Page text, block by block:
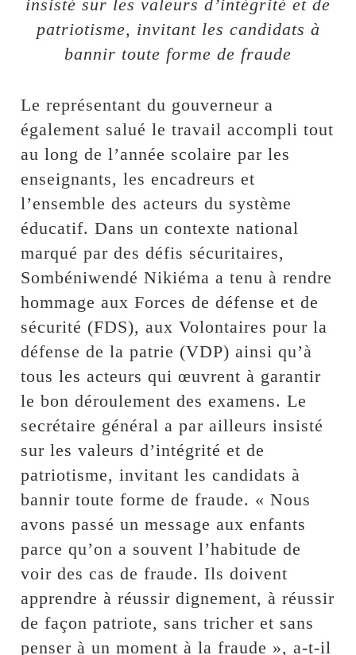
insisté sur les valeurs d’intégrité et de
patriotisme, invitant les candidats à
bannir toute forme de fraude
Le représentant du gouverneur a
également salué le travail accompli tout
au long de l’année scolaire par les
enseignants, les encadreurs et
l’ensemble des acteurs du système
éducatif. Dans un contexte national
marqué par des défis sécuritaires,
Sombéniwendé Nikiéma a tenu à rendre
hommage aux Forces de défense et de
sécurité (FDS), aux Volontaires pour la
défense de la patrie (VDP) ainsi qu’à
tous les acteurs qui œuvrent à garantir
le bon déroulement des examens. Le
secrétaire général a par ailleurs insisté
sur les valeurs d’intégrité et de
patriotisme, invitant les candidats à
bannir toute forme de fraude. « Nous
avons passé un message aux enfants
parce qu’on a souvent l’habitude de
voir des cas de fraude. Ils doivent
apprendre à réussir dignement, à réussir
de façon patriote, sans tricher et sans
penser à un moment à la fraude », a-t-il